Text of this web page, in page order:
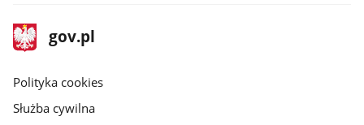
stopka
gov.pl
Strona
gov.pl
gov.pl
Polityka cookies
Służba cywilna